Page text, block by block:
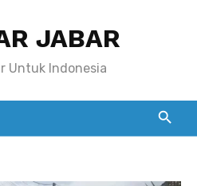
JABAR
Untuk Indonesia